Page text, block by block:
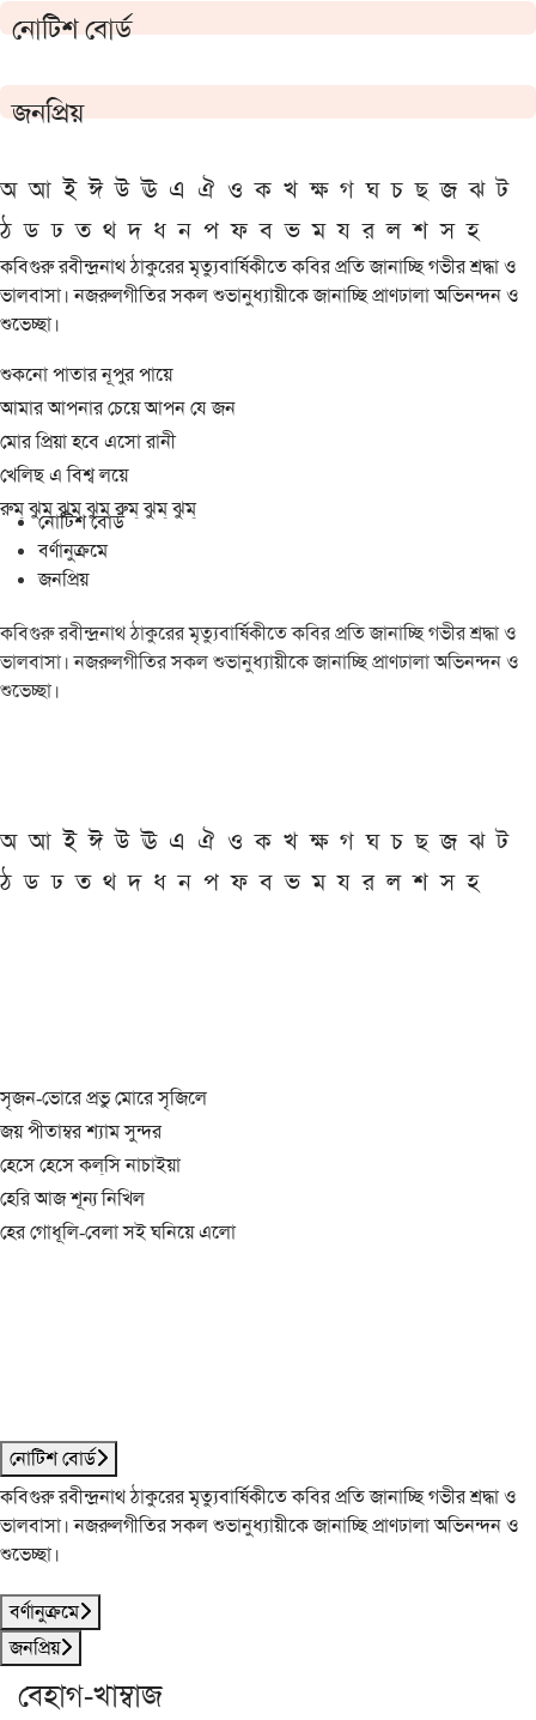
নোটিশ বোর্ড
জনপ্রিয়
অ আ ই ঈ উ ঊ এ ঐ ও ক খ ক্ষ গ ঘ চ ছ জ ঝ ট
ঠ ড ঢ ত থ দ ধ ন প ফ ব ভ ম য র ল শ স হ
কবিগুরু রবীন্দ্রনাথ ঠাকুরের মৃত্যুবার্ষিকীতে কবির প্রতি জানাচ্ছি গভীর শ্রদ্ধা ও
ভালবাসা। নজরুলগীতির সকল শুভানুধ্যায়ীকে জানাচ্ছি প্রাণঢালা অভিনন্দন ও
শুভেচ্ছা।
শুকনো পাতার নূপুর পায়ে
আমার আপনার চেয়ে আপন যে জন
মোর প্রিয়া হবে এসো রানী
খেলিছ এ বিশ্ব লয়ে
রুম্ ঝুম্ ঝুম্ ঝুম্ রুম্ ঝুম্ ঝুম্
নোটিশ বোর্ড
বর্ণানুক্রমে
জনপ্রিয়
কবিগুরু রবীন্দ্রনাথ ঠাকুরের মৃত্যুবার্ষিকীতে কবির প্রতি জানাচ্ছি গভীর শ্রদ্ধা ও
ভালবাসা। নজরুলগীতির সকল শুভানুধ্যায়ীকে জানাচ্ছি প্রাণঢালা অভিনন্দন ও
শুভেচ্ছা।
অ আ ই ঈ উ ঊ এ ঐ ও ক খ ক্ষ গ ঘ চ ছ জ ঝ ট
ঠ ড ঢ ত থ দ ধ ন প ফ ব ভ ম য র ল শ স হ
সৃজন-ভোরে প্রভু মোরে সৃজিলে
জয় পীতাম্বর শ্যাম সুন্দর
হেসে হেসে কল্‌সি নাচাইয়া
হেরি আজ শূন্য নিখিল
হের গোধূলি-বেলা সই ঘনিয়ে এলো
নোটিশ বোর্ড
কবিগুরু রবীন্দ্রনাথ ঠাকুরের মৃত্যুবার্ষিকীতে কবির প্রতি জানাচ্ছি গভীর শ্রদ্ধা ও
ভালবাসা। নজরুলগীতির সকল শুভানুধ্যায়ীকে জানাচ্ছি প্রাণঢালা অভিনন্দন ও
শুভেচ্ছা।
বর্ণানুক্রমে
জনপ্রিয়
বেহাগ-খাম্বাজ